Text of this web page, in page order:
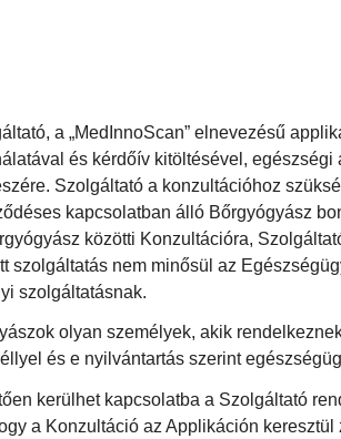
a „MedInnoScan” elnevezésű
és kérdőív kitöltésével,
Szolgáltató a konzultációhoz
kapcsolatban álló Bőrgyógyász
közötti Konzultációra,
szolgáltatás nem minősül az
szolgáltatásnak.
olyan személyek, akik
és e nyilvántartás szerint
kerülhet kapcsolatba a Szolgáltató
a Konzultáció az Applikáción